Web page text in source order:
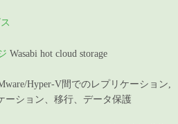
Wasabi hot cloud storage
Hyper-V間でのレプリケーション,
ーション、移行、データ保護